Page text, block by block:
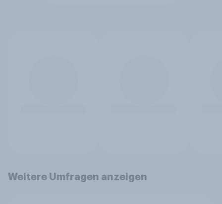
Weitere Umfragen anzeigen